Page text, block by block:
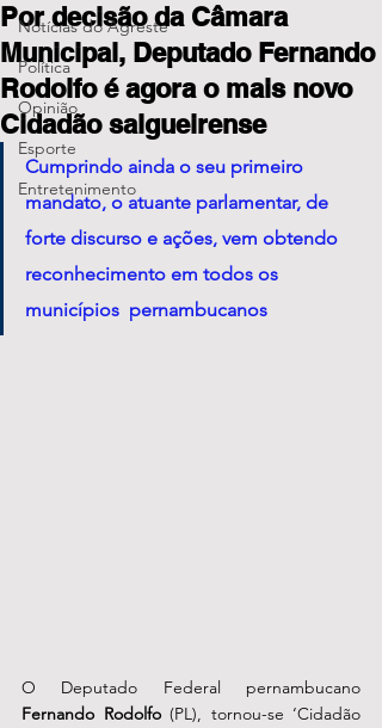
Notícias do Agreste
Política
Opinião
Esporte
Entretenimento
Por decisão da Câmara
Municipal, Deputado Fernando
Rodolfo é agora o mais novo
Cidadão salgueirense
Cumprindo ainda o seu primeiro
mandato, o atuante parlamentar, de
forte discurso e ações, vem obtendo
reconhecimento em todos os
municípios  pernambucanos
Fernando Rodolfo (PL), tornou-se ‘Cidadão